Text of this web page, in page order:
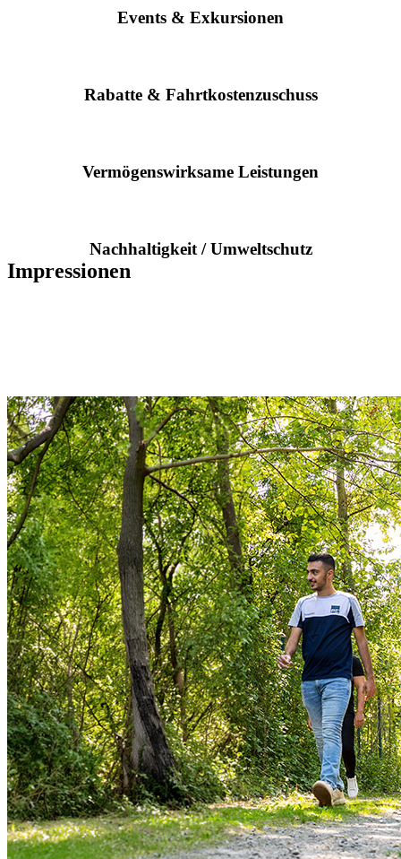
Events & Exkur­sionen
Rabatte & Fahrt­kosten­zu­schuss
Vermögens­wirksame Leistungen
Nachhaltigkeit / Umweltschutz
Impressionen